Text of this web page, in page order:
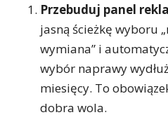
Przebuduj panel
jasną ścieżkę wyboru
wymiana” i
wybór naprawy
miesięcy. To
dobra wola.